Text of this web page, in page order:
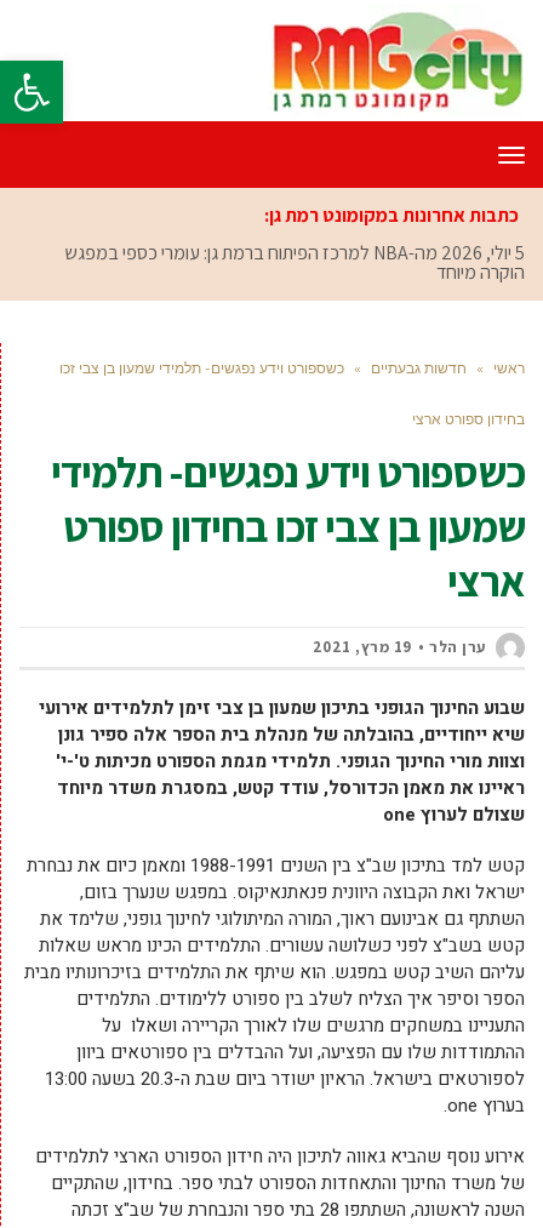
פתח
תפריט
כתבות אחרונות במקומונט רמת גן:
5 יולי, 2026
מה-NBA למרכז הפיתוח ברמת גן: עומרי כספי במפגש
הוקרה מיוחד
ראשי » חדשות גבעתיים » כשספורט וידע נפגשים- תלמידי שמעון בן צבי זכו
בחידון ספורט ארצי
כשספורט וידע נפגשים- תלמידי
שמעון בן צבי זכו בחידון ספורט
ארצי
ערן הלר 19 מרץ, 2021
שבוע החינוך הגופני בתיכון שמעון בן צבי זימן לתלמידים אירועי
שיא ייחודיים, בהובלתה של מנהלת בית הספר אלה ספיר גונן
וצוות מורי החינוך הגופני. תלמידי מגמת הספורט מכיתות ט'-י'
ראיינו את מאמן הכדורסל, עודד קטש, במסגרת משדר מיוחד
שצולם לערוץ one
קטש למד בתיכון שב"צ בין השנים 1988-1991 ומאמן כיום את נבחרת
ישראל ואת הקבוצה היוונית פנאתנאיקוס. במפגש שנערך בזום,
השתתף גם אבינועם ראוך, המורה המיתולוגי לחינוך גופני, שלימד את
קטש בשב"צ לפני כשלושה עשורים. התלמידים הכינו מראש שאלות
עליהם השיב קטש במפגש. הוא שיתף את התלמידים בזיכרונותיו מבית
הספר וסיפר איך הצליח לשלב בין ספורט ללימודים. התלמידים
התעניינו במשחקים מרגשים שלו לאורך הקריירה ושאלו על
ההתמודדות שלו עם הפציעה, ועל ההבדלים בין ספורטאים ביוון
לספורטאים בישראל. הראיון ישודר ביום שבת ה-20.3 בשעה 13:00
בערוץ one.
אירוע נוסף שהביא גאווה לתיכון היה חידון הספורט הארצי לתלמידים
של משרד החינוך והתאחדות הספורט לבתי ספר. בחידון, שהתקיים
השנה לראשונה, השתתפו 28 בתי ספר והנבחרת של שב"צ זכתה